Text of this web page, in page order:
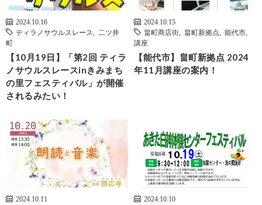
2024.10.16
ティラノサウルスレース
二ツ井
町
【10月19日】「第2回 ティラ
ノサウルスレースinきみまち
の里フェスティバル」が開催
されるみたい！
2024.10.15
畠町商店街
畠町新拠点 能代市
講座
【能代市】畠町新拠点 2024
年11月講座の案内！
2024.10.11
2024.10.10